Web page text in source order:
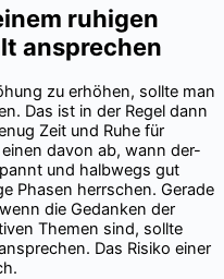
ruhigen
ansprechen
zu erhöhen, sollte man
Das ist in der Regel dann
Zeit und Ruhe für
davon ab, wann der-
und halbwegs gut
Phasen herrschen. Gerade
die Gedanken der
Themen sind, sollte
Das Risiko einer